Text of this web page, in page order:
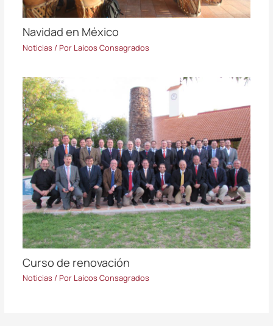
Navidad en México
Noticias / Por Laicos Consagrados
Curso de renovación
Noticias / Por Laicos Consagrados